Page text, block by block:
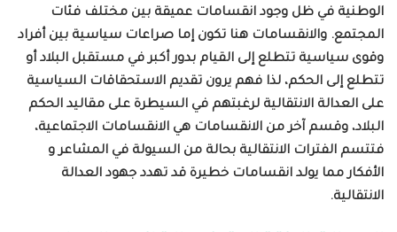
الوطنية في ظل وجود انقسامات عميقة بين مختلف فئات
المجتمع. والانقسامات هنا تكون إما صراعات سياسية بين أفراد
وقوى سياسية تتطلع إلى القيام بدور أكبر في مستقبل البلاد أو
تتطلع إلى الحكم، لذا فهم يرون تقديم الاستحقاقات السياسية
على العدالة الانتقالية لرغبتهم في السيطرة على مقاليد الحكم
البلاد، وقسم آخر من الانقسامات هي الانقسامات الاجتماعية،
فتتسم الفترات الانتقالية بحالة من السيولة في المشاعر و
الأفكار مما يولد انقسامات خطيرة قد تهدد جهود العدالة
الانتقالية.